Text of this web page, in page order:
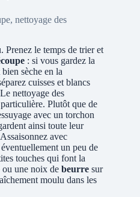
nettoyage des
Prenez le temps de trier et
: si vous gardez la
sèche en la
cuisses et blancs
nettoyage des
Plutôt que de
avec un torchon
ainsi toute leur
avec
un peu de
touches qui font la
une noix de beurre sur
moulu dans les